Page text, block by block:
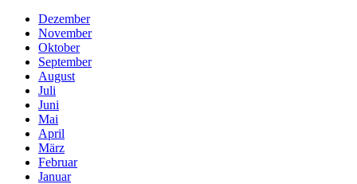
Dezember
November
Oktober
September
August
Juli
Juni
Mai
April
März
Februar
Januar